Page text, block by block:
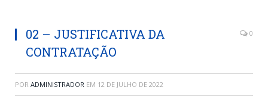
02 – JUSTIFICATIVA DA
CONTRATAÇÃO
0
POR ADMINISTRADOR EM 12 DE JULHO DE 2022